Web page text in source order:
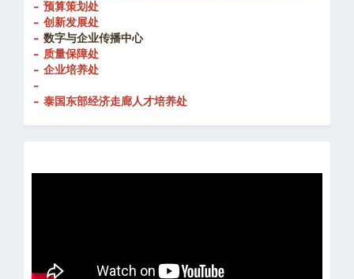
- 预算策划处
- 创新发展处
- 数字与企业传播中心
- 质量保障处
- 企业培养处
-
- 泰国东部经济走廊人才培养处